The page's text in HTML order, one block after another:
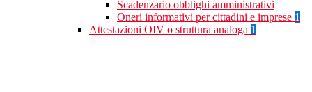
Scadenzario obblighi amministrativi
Oneri informativi per cittadini e imprese 1
Attestazioni OIV o struttura analoga 1